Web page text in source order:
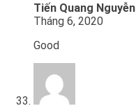
Tiến Quang Nguyễn
Tháng 6, 2020
Good